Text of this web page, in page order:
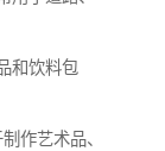
和饮料包
作艺术品、